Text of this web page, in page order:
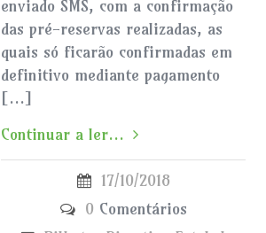
enviado SMS, com a confirmação
das pré-reservas realizadas, as
quais só ficarão confirmadas em
definitivo mediante pagamento
[…]
Continuar a ler...
17/10/2018
0 Comentários